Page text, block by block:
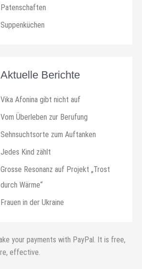
Patenschaften
Suppenküchen
Aktuelle Berichte
Vika Afonina gibt nicht auf
Vom Überleben zur Berufung
Sehnsuchtsorte zum Auftanken
Jedes Kind zählt
Grosse Resonanz auf Projekt „Trost
durch Wärme“
Frauen in der Ukraine